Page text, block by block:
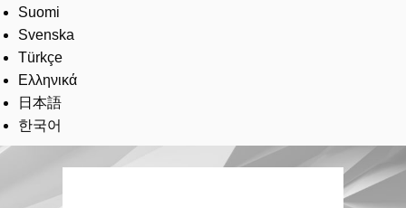
Suomi
Svenska
Türkçe
Ελληνικά
日本語
한국어